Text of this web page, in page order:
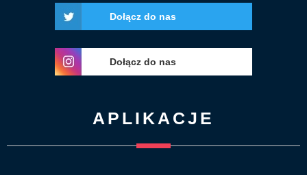
Dołącz do nas
Dołącz do nas
APLIKACJE